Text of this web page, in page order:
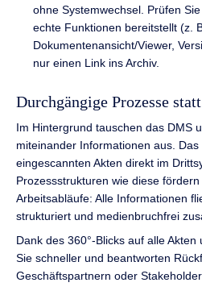
ohne Systemwechsel. Prüfen
echte Funktionen bereitstellt (z.
Dokumentenansicht/Viewer,
nur einen Link ins Archiv.
Durchgängige Prozesse
Im Hintergrund tauschen das DMS
miteinander Informationen aus.
eingescannten Akten direkt im
Prozessstrukturen wie diese
Arbeitsabläufe: Alle Informationen
strukturiert und medienbruchfrei
Dank des 360°-Blicks auf alle
Sie schneller und beantworten
Geschäftspartnern oder